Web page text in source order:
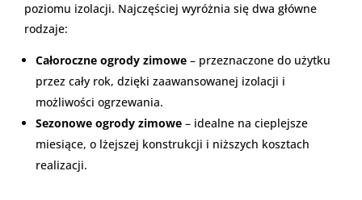
poziomu izolacji. Najczęściej wyróżnia się dwa główne
rodzaje:
Całoroczne ogrody zimowe – przeznaczone do użytku
przez cały rok, dzięki zaawansowanej izolacji i
możliwości ogrzewania.
Sezonowe ogrody zimowe – idealne na cieplejsze
miesiące, o lżejszej konstrukcji i niższych kosztach
realizacji.